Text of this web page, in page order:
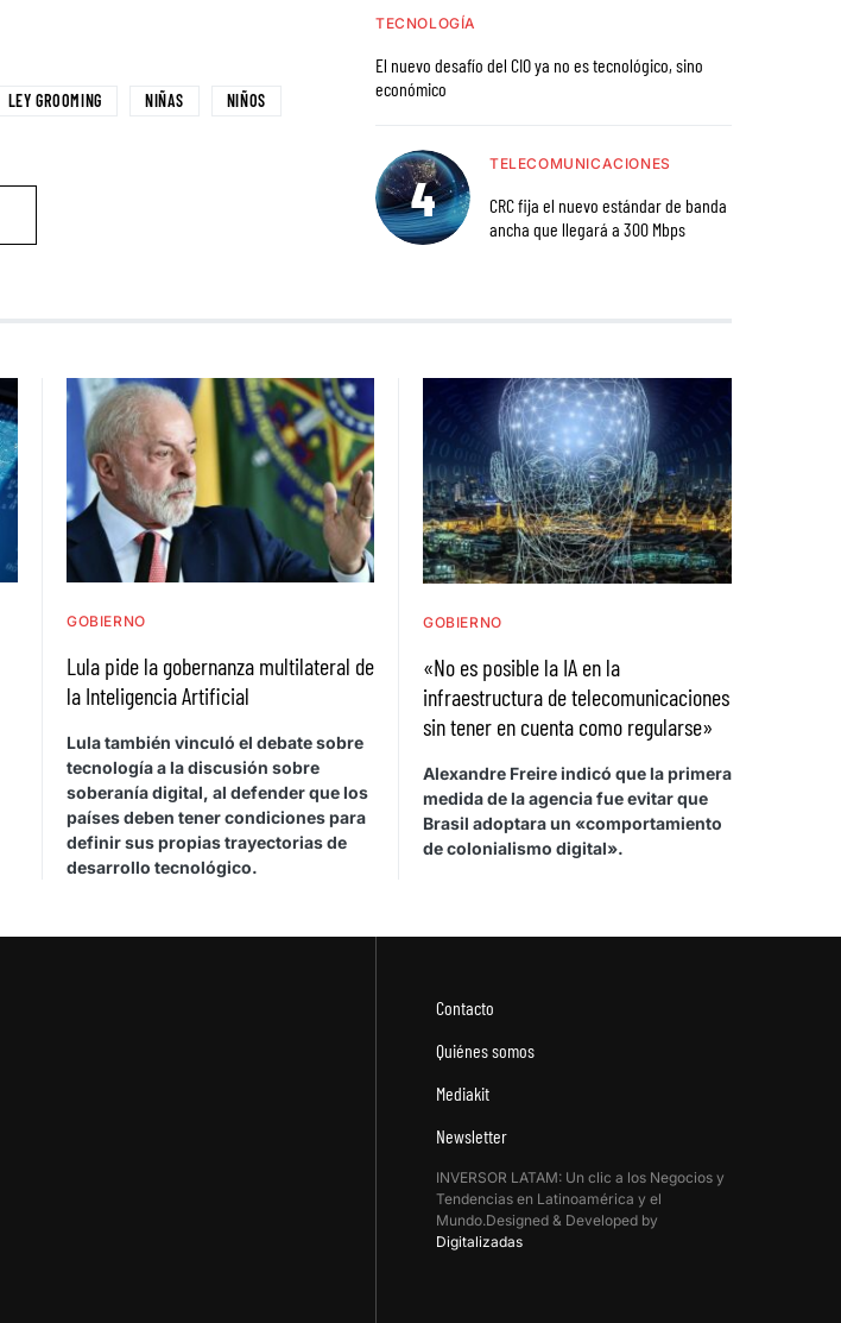
LEY GROOMING NIÑAS NIÑOS
TECNOLOGÍA
El nuevo desafío del CIO ya no es tecnológico, sino
económico
TELECOMUNICACIONES
CRC fija el nuevo estándar de banda
ancha que llegará a 300 Mbps
GOBIERNO
Lula pide la gobernanza multilateral de
la Inteligencia Artificial
Lula también vinculó el debate sobre
tecnología a la discusión sobre
soberanía digital, al defender que los
países deben tener condiciones para
definir sus propias trayectorias de
desarrollo tecnológico.
GOBIERNO
«No es posible la IA en la
infraestructura de telecomunicaciones
sin tener en cuenta como regularse»
Alexandre Freire indicó que la primera
medida de la agencia fue evitar que
Brasil adoptara un «comportamiento
de colonialismo digital».
Contacto
Quiénes somos
Mediakit
Newsletter
INVERSOR LATAM: Un clic a los Negocios y
Tendencias en Latinoamérica y el
Mundo.Designed & Developed by
Digitalizadas